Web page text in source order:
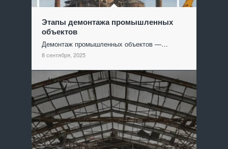
Этапы демонтажа промышленных
объектов
Демонтаж промышленных объектов —…
8 сентября, 2025